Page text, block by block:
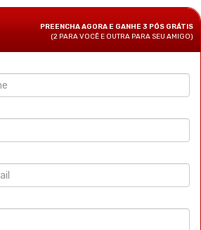
PREENCHA AGORA E GANHE 3 PÓS GRÁTIS
(2 PARA VOCÊ E OUTRA PARA SEU AMIGO)